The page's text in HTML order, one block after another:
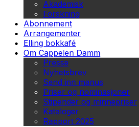
Akademisk
Forskning
Abonnement
Arrangementer
Elling bokkafé
Om Cappelen Damm
Presse
Nyhetsbrev
Send inn manus
Priser og nominasjoner
Stipender og minnepriser
Kataloger
Rapport 2025